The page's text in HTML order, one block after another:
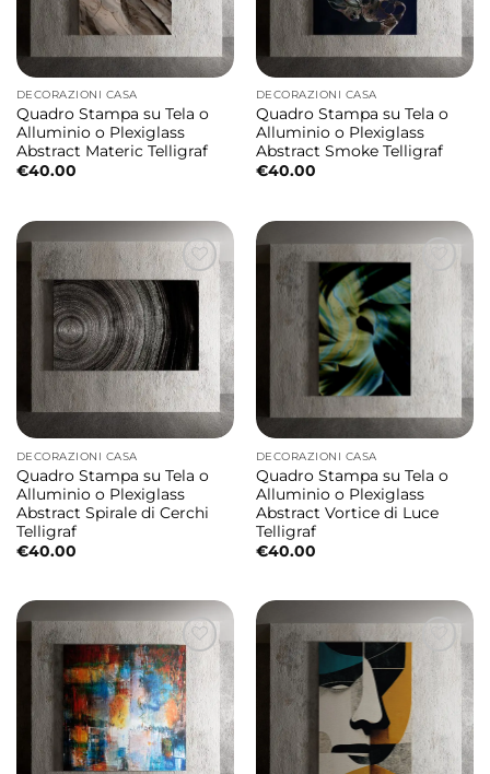
DECORAZIONI CASA
Quadro Stampa su Tela o
Alluminio o Plexiglass
Abstract Materic Telligraf
€40.00
DECORAZIONI CASA
Quadro Stampa su Tela o
Alluminio o Plexiglass
Abstract Smoke Telligraf
€40.00
DECORAZIONI CASA
Quadro Stampa su Tela o
Alluminio o Plexiglass
Abstract Spirale di Cerchi
Telligraf
€40.00
DECORAZIONI CASA
Quadro Stampa su Tela o
Alluminio o Plexiglass
Abstract Vortice di Luce
Telligraf
€40.00